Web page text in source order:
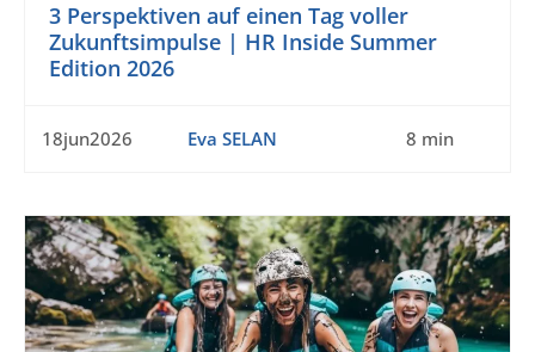
3 Perspektiven auf einen Tag voller
Zukunftsimpulse | HR Inside Summer
Edition 2026
18jun2026 Eva SELAN 8 min